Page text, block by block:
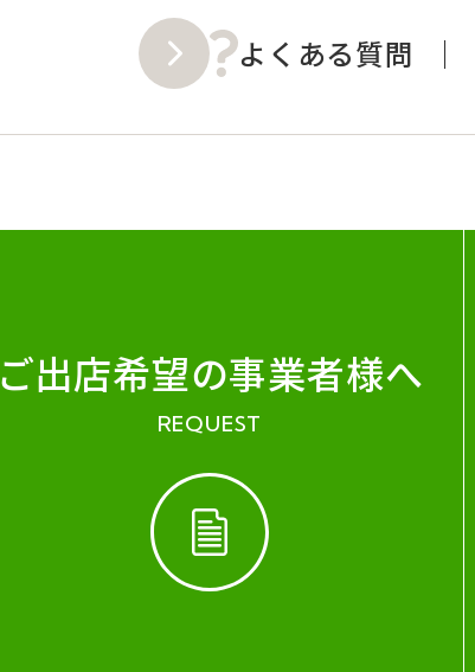
よくある質問
ご出店希望の事業者様へ
REQUEST